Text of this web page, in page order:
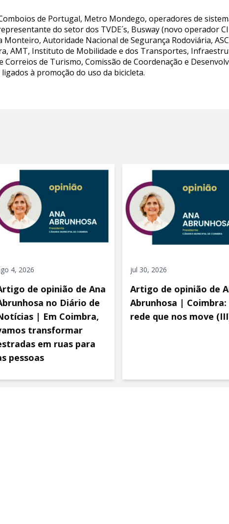
de Portugal, Metro Mondego, operadores de
do setor dos TVDE´s, Busway (novo operador
Autoridade Nacional de Segurança Rodoviária,
AMT, Instituto de Mobilidade e dos Transportes,
de Turismo, Comissão de Coordenação e
à promoção do uso da bicicleta.
4, 2026
de opinião de Ana
no Diário de
| Em Coimbra,
transformar
em ruas para
pessoas
jul 30, 2026
Artigo de opinião de
Abrunhosa | Coimbra:
rede que nos move